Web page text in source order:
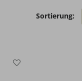
Sortierung: